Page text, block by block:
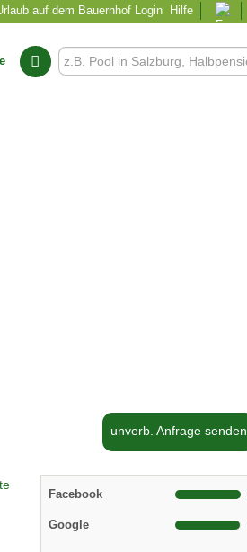
auf dem Bauernhof Login Hilfe
unverb. Anfrage senden
Facebook
Google